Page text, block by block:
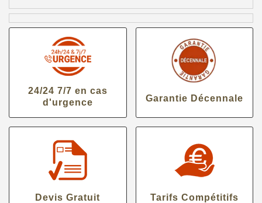
24/24 7/7 en cas
d'urgence
Garantie Décennale
Devis Gratuit Tarifs Compétitifs